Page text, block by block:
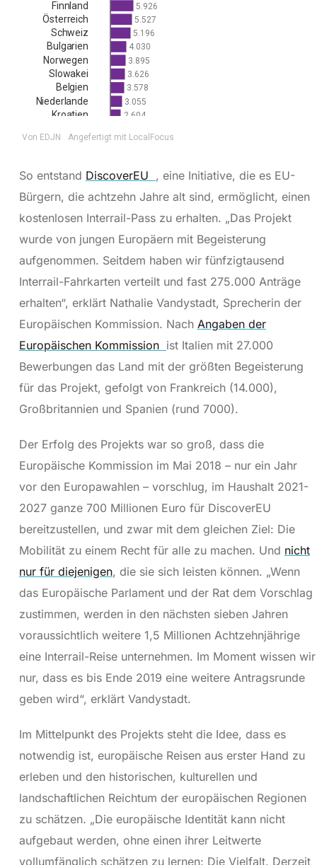
So entstand DiscoverEU , eine Initiative, die es EU-
Bürgern, die achtzehn Jahre alt sind, ermöglicht, einen
kostenlosen Interrail-Pass zu erhalten. „Das Projekt
wurde von jungen Europäern mit Begeisterung
aufgenommen. Seitdem haben wir fünfzigtausend
Interrail-Fahrkarten verteilt und fast 275.000 Anträge
erhalten“, erklärt Nathalie Vandystadt, Sprecherin der
Europäischen Kommission. Nach Angaben der
Europäischen Kommission ist Italien mit 27.000
Bewerbungen das Land mit der größten Begeisterung
für das Projekt, gefolgt von Frankreich (14.000),
Großbritannien und Spanien (rund 7000).
Der Erfolg des Projekts war so groß, dass die
Europäische Kommission im Mai 2018 – nur ein Jahr
vor den Europawahlen – vorschlug, im Haushalt 2021-
2027 ganze 700 Millionen Euro für DiscoverEU
bereitzustellen, und zwar mit dem gleichen Ziel: Die
Mobilität zu einem Recht für alle zu machen. Und nicht
nur für diejenigen, die sie sich leisten können. „Wenn
das Europäische Parlament und der Rat dem Vorschlag
zustimmen, werden in den nächsten sieben Jahren
voraussichtlich weitere 1,5 Millionen Achtzehnjährige
eine Interrail-Reise unternehmen. Im Moment wissen wir
nur, dass es bis Ende 2019 eine weitere Antragsrunde
geben wird“, erklärt Vandystadt.
Im Mittelpunkt des Projekts steht die Idee, dass es
notwendig ist, europäische Reisen aus erster Hand zu
erleben und den historischen, kulturellen und
landschaftlichen Reichtum der europäischen Regionen
zu schätzen. „Die europäische Identität kann nicht
aufgebaut werden, ohne einen ihrer Leitwerte
vollumfänglich schätzen zu lernen: Die Vielfalt. Derzeit